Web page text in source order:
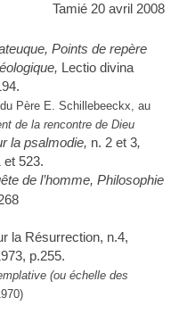
Tamié 20 avril 2008
Points de repère
Lectio divina
Père E. Schillebeeckx, au
de la rencontre de Dieu
la psalmodie, n. 2 et 3,
et 523.
de l’homme, Philosophie
la Résurrection, n.4,
p.255.
(ou échelle des